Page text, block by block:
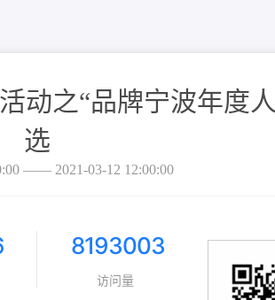
动之“品牌宁波年度
选
—— 2021-03-12 12:00:00
8193003
访问量